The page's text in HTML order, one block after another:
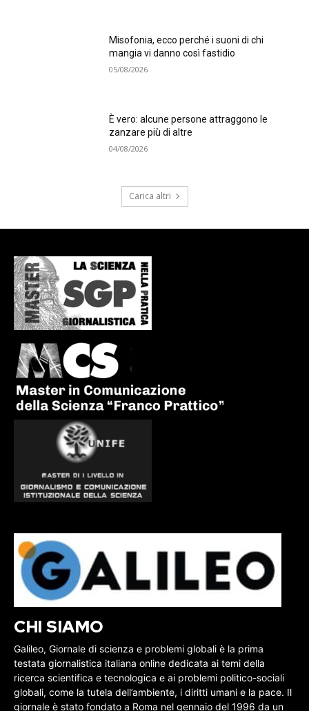
Misofonia, ecco perché i suoni di chi
mangia vi danno così fastidio
05/08/2026
È vero: alcune persone attraggono le
zanzare più di altre
04/08/2026
Carica altri
CHI SIAMO
Galileo, Giornale di scienza e problemi globali è la prima
testata giornalistica italiana online dedicata ai temi della
ricerca scientifica e tecnologica e ai problemi politico-sociali
globali, come la tutela dell’ambiente, i diritti umani e la pace. Il
giornale è stato fondato a Roma nel gennaio del 1996 da un